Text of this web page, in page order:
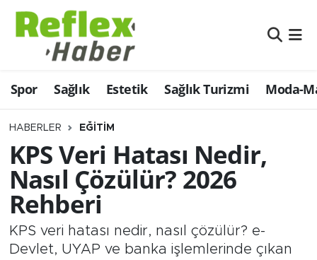
Spor Sağlık Estetik Sağlık Turizmi Moda-
HABERLER EĞITIM
KPS Veri Hatası Nedir,
Nasıl Çözülür? 2026
Rehberi
KPS veri hatası nedir, nasıl çözülür? e-
Devlet, UYAP ve banka işlemlerinde çıkan
Eğitim
Estetik
Firmalardan
Güncel
İş ve Ekonomi
Moda-Magazin-Eğlence
Nöbetçi Eczaneler
Hava Durumu
Namaz Vakitleri
Trafik Durumu
Şampiyonlar Ligi Puan Durumu ve Fikstür
Tüm Manşetler